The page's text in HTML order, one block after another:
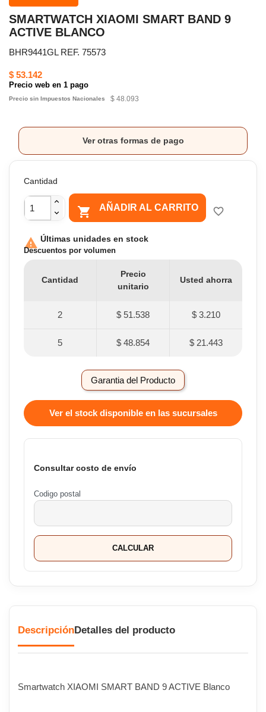
SMARTWATCH XIAOMI SMART BAND 9
ACTIVE BLANCO
BHR9441GL REF. 75573
$ 53.142
Precio web en 1 pago
Precio sin Impuestos Nacionales $ 48.093
Ver otras formas de pago
Cantidad
 AÑADIR AL CARRITO favorite_border
 Últimas unidades en stock
Descuentos por volumen
Cantidad
Precio
unitario
Usted ahorra
2 $ 51.538 $ 3.210
5 $ 48.854 $ 21.443
Garantia del Producto
Ver el stock disponible en las sucursales
Consultar costo de envío
Codigo postal
CALCULAR
DescripciónDetalles del producto
Smartwatch XIAOMI SMART BAND 9 ACTIVE Blanco